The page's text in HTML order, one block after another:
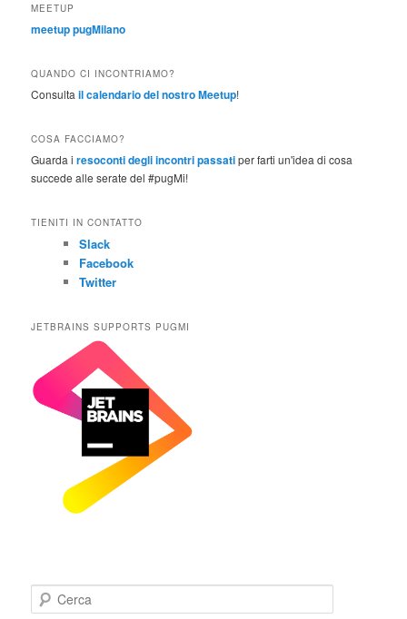
MEETUP
meetup pugMilano
QUANDO CI INCONTRIAMO?
Consultail calendario del nostro Meetup!
COSA FACCIAMO?
Guarda iresoconti degli incontri passatiper farti un'idea di cosa
succede alle serate del #pugMi!
TIENITI IN CONTATTO
Slack
Facebook
Twitter
JETBRAINS SUPPORTS PUGMI
e